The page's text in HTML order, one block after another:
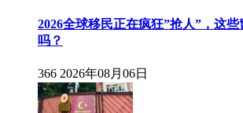
2026全球移民正在疯狂”抢人”，这
吗？
366 2026年08月06日